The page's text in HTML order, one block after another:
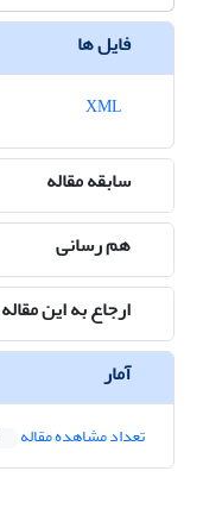
فایل ها
سابقه مقاله
هم رسانی
ارجاع به این مقاله
آمار
تعداد مشاهده مقاله